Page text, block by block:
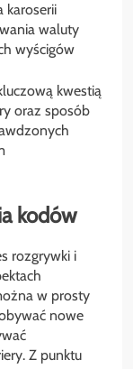
karoserii
waluty
wyścigów
kwestią
oraz sposób
kodów
rozgrywki i
w prosty
nowe
Z punktu